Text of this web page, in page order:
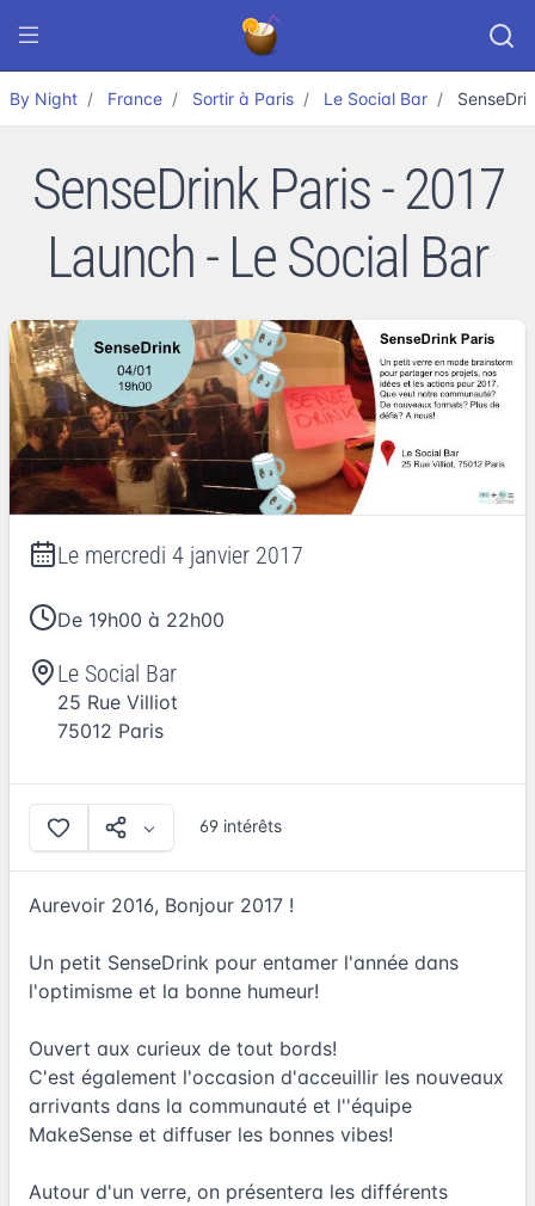
By Night France Sortir à Paris Le Social Bar
SenseDrink Paris - 2017
Launch - Le Social Bar
Le mercredi 4 janvier 2017
De 19h00 à 22h00
Le Social Bar
25 Rue Villiot
75012 Paris
69 intérêts
Aurevoir 2016, Bonjour 2017 !
Un petit SenseDrink pour entamer l'année dans
l'optimisme et la bonne humeur!
Ouvert aux curieux de tout bords!
C'est également l'occasion d'acceuillir les nouveaux
arrivants dans la communauté et l''équipe
MakeSense et diffuser les bonnes vibes!
Autour d'un verre, on présentera les différents